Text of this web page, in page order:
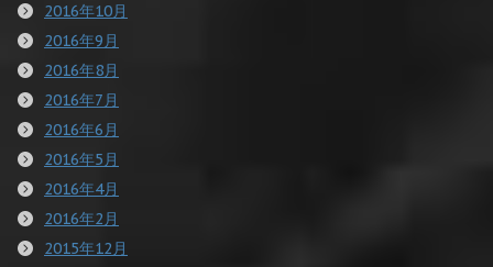
2016年10月
2016年9月
2016年8月
2016年7月
2016年6月
2016年5月
2016年4月
2016年2月
2015年12月